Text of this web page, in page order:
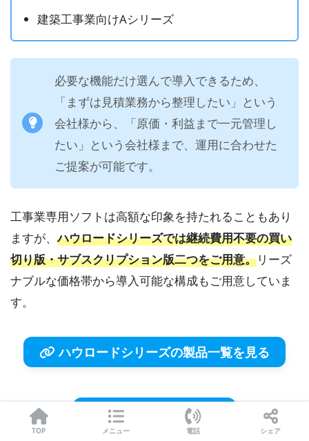
建築工事業向けAシリーズ
必要な機能だけ選んで導入できるため、
「まずは見積業務から整理したい」という
会社様から、「原価・利益まで一元管理し
たい」という会社様まで、運用に合わせた
ご提案が可能です。
工事業専用ソフトは高額な印象を持たれることもあり
ますが、ハウロードシリーズでは継続費用不要の買い
切り版・サブスクリプション版二つをご用意。リーズ
ナブルな価格帯から導入可能な構成もご用意していま
す。
ハウロードシリーズの製品一覧を見る
月額制プランを見る
TOP メニュー 電話 シェア